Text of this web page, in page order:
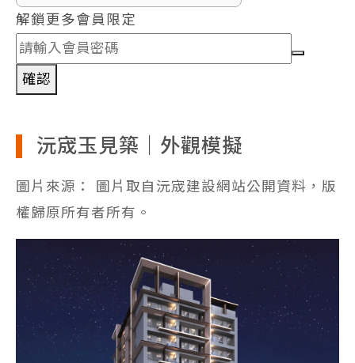
解鎖更多會員限定
確認
沅宬玉見築｜外觀模擬
圖片來源： 圖片取自沅宬建設網站公開資料，版
權歸原所有者所有。